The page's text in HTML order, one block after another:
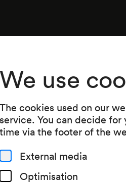
We use
The cookies used on our
service. You can decide
time via the footer of the
External media
Optimisation